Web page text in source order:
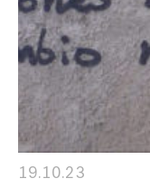
19.10.23